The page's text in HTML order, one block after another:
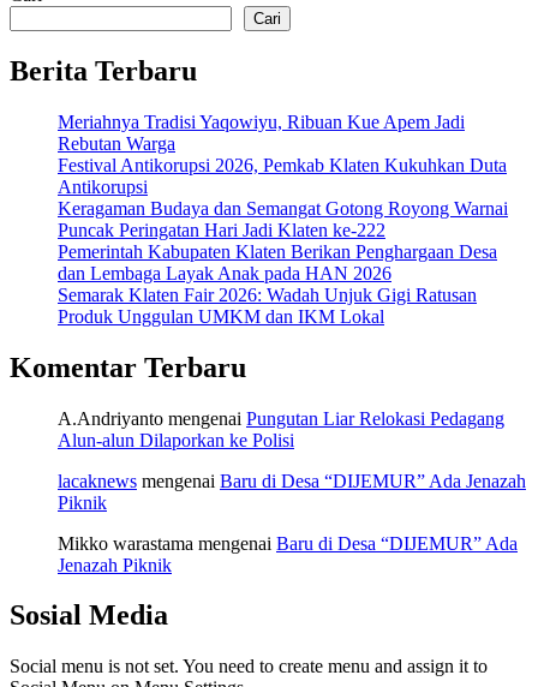
pos
Cari
Berita Terbaru
Meriahnya Tradisi Yaqowiyu, Ribuan Kue Apem Jadi
Rebutan Warga
Festival Antikorupsi 2026, Pemkab Klaten Kukuhkan Duta
Antikorupsi
Keragaman Budaya dan Semangat Gotong Royong Warnai
Puncak Peringatan Hari Jadi Klaten ke-222
Pemerintah Kabupaten Klaten Berikan Penghargaan Desa
dan Lembaga Layak Anak pada HAN 2026
Semarak Klaten Fair 2026: Wadah Unjuk Gigi Ratusan
Produk Unggulan UMKM dan IKM Lokal
Komentar Terbaru
A.Andriyanto mengenai Pungutan Liar Relokasi Pedagang
Alun-alun Dilaporkan ke Polisi
lacaknews mengenai Baru di Desa “DIJEMUR” Ada Jenazah
Piknik
Mikko warastama mengenai Baru di Desa “DIJEMUR” Ada
Jenazah Piknik
Sosial Media
Social menu is not set. You need to create menu and assign it to